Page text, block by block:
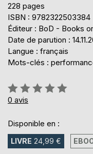
228 pages
ISBN : 9782322503384
Éditeur : BoD - Books
Date de parution :
Langue : français
Mots-clés :
Évaluation:
0%
0 avis
Disponible en :
LIVRE 24,99 €